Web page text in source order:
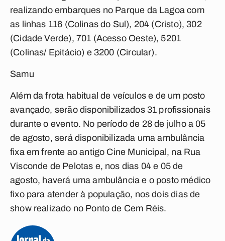
realizando embarques no Parque da Lagoa com
as linhas 116 (Colinas do Sul), 204 (Cristo), 302
(Cidade Verde), 701 (Acesso Oeste), 5201
(Colinas/ Epitácio) e 3200 (Circular).
Samu
Além da frota habitual de veículos e de um posto
avançado, serão disponibilizados 31 profissionais
durante o evento. No período de 28 de julho a 05
de agosto, será disponibilizada uma ambulância
fixa em frente ao antigo Cine Municipal, na Rua
Visconde de Pelotas e, nos dias 04 e 05 de
agosto, haverá uma ambulância e o posto médico
fixo para atender à população, nos dois dias de
show realizado no Ponto de Cem Réis.